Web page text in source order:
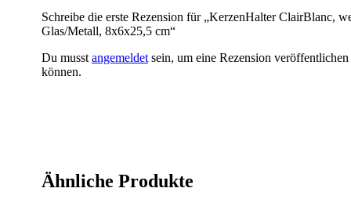
Schreibe die erste Rezension für „KerzenHalter ClairBlanc,
Glas/Metall, 8x6x25,5 cm“
Du musst angemeldet sein, um eine Rezension veröffentlichen
können.
Ähnliche Produkte